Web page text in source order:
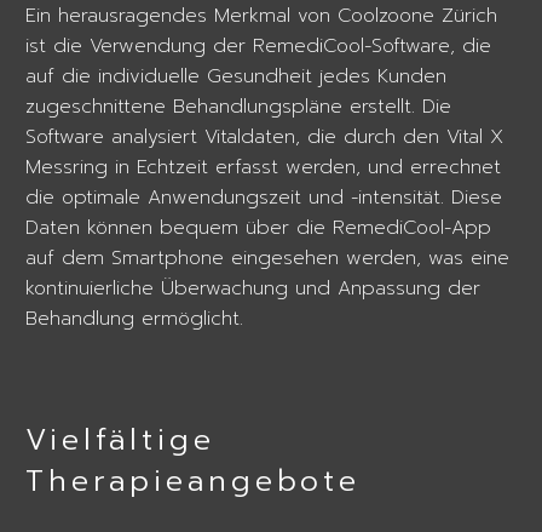
Ein herausragendes Merkmal von Coolzoone Zürich
ist die Verwendung der RemediCool-Software, die
auf die individuelle Gesundheit jedes Kunden
zugeschnittene Behandlungspläne erstellt. Die
Software analysiert Vitaldaten, die durch den Vital X
Messring in Echtzeit erfasst werden, und errechnet
die optimale Anwendungszeit und -intensität. Diese
Daten können bequem über die RemediCool-App
auf dem Smartphone eingesehen werden, was eine
kontinuierliche Überwachung und Anpassung der
Behandlung ermöglicht.
Vielfältige
Therapieangebote